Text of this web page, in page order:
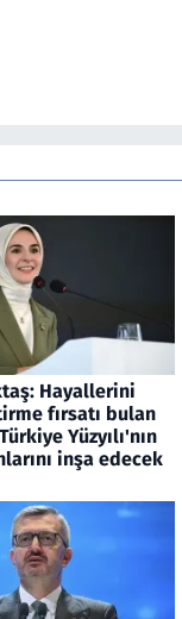
Hayallerini
fırsatı bulan
Yüzyılı'nın
inşa edecek